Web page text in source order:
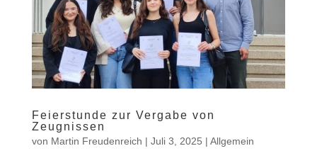
Feierstunde zur Vergabe von
Zeugnissen
von Martin Freudenreich | Juli 3, 2025 | Allgemein